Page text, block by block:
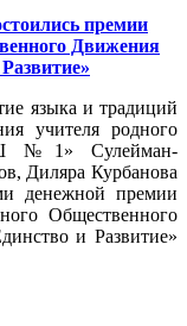
премии
Движения
языка и традиций
учителя родного
№1» Сулейман-
Диляра Курбанова
денежной премии
Общественного
и Развитие»